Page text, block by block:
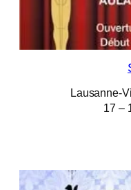
Lausanne-
17 –